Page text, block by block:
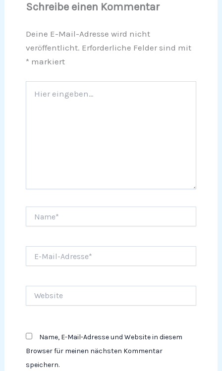
Schreibe einen Kommentar
Deine E-Mail-Adresse wird nicht
veröffentlicht. Erforderliche Felder sind mit
* markiert
eingeben…
Mail-
Name, E-Mail-Adresse und Website in diesem
Browser für meinen nächsten Kommentar
speichern.